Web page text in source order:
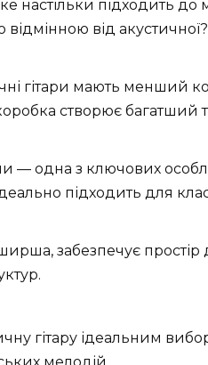
настільки підходить
відмінною від акустичної?
гітари мають менший
створює багатший
— одна з ключових
підходить для
забезпечує
гітару ідеальним
мелодій.